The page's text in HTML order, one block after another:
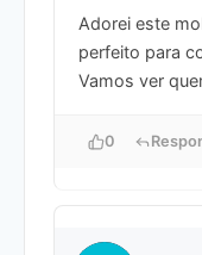
Adorei este
perfeito para
Vamos ver
0